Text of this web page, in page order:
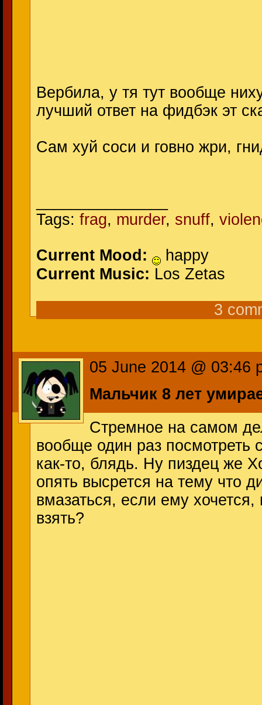
Вербила, у тя тут вообще
лучший ответ на фидбэк эт
Сам хуй соси и говно жри,
Tags: frag, murder, snuff,
Current Mood:
happy
Current Music: Los Zetas
3
05 June 2014 @ 03:46
Мальчик 8 лет
Стремное на самом
вообще один раз посмотреть
как-то, блядь. Ну пиздец же
опять высрется на тему что
вмазаться, если ему
взять?